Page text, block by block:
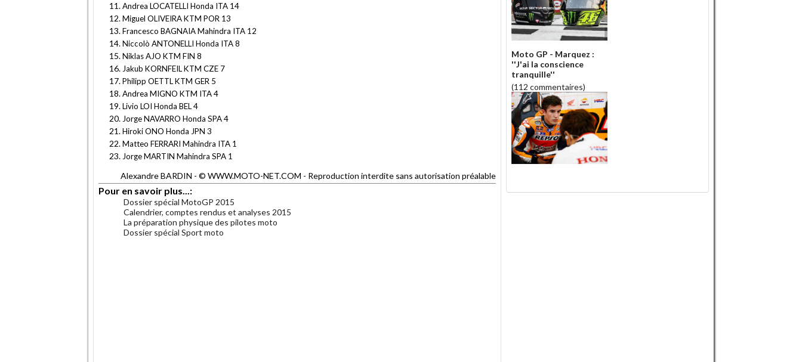
Andrea LOCATELLI Honda ITA 14
Miguel OLIVEIRA KTM POR 13
Francesco BAGNAIA Mahindra ITA 12
Niccolò ANTONELLI Honda ITA 8
Niklas AJO KTM FIN 8
Jakub KORNFEIL KTM CZE 7
Philipp OETTL KTM GER 5
Andrea MIGNO KTM ITA 4
Livio LOI Honda BEL 4
Jorge NAVARRO Honda SPA 4
Hiroki ONO Honda JPN 3
Matteo FERRARI Mahindra ITA 1
Jorge MARTIN Mahindra SPA 1
Alexandre BARDIN - © WWW.MOTO-NET.COM - Reproduction interdite sans autorisation préalable
Pour en savoir plus...:
Dossier spécial MotoGP 2015
Calendrier, comptes rendus et analyses 2015
La préparation physique des pilotes moto
Dossier spécial Sport moto
Moto GP - Marquez :
''J'ai la conscience
tranquille''
(112 commentaires)